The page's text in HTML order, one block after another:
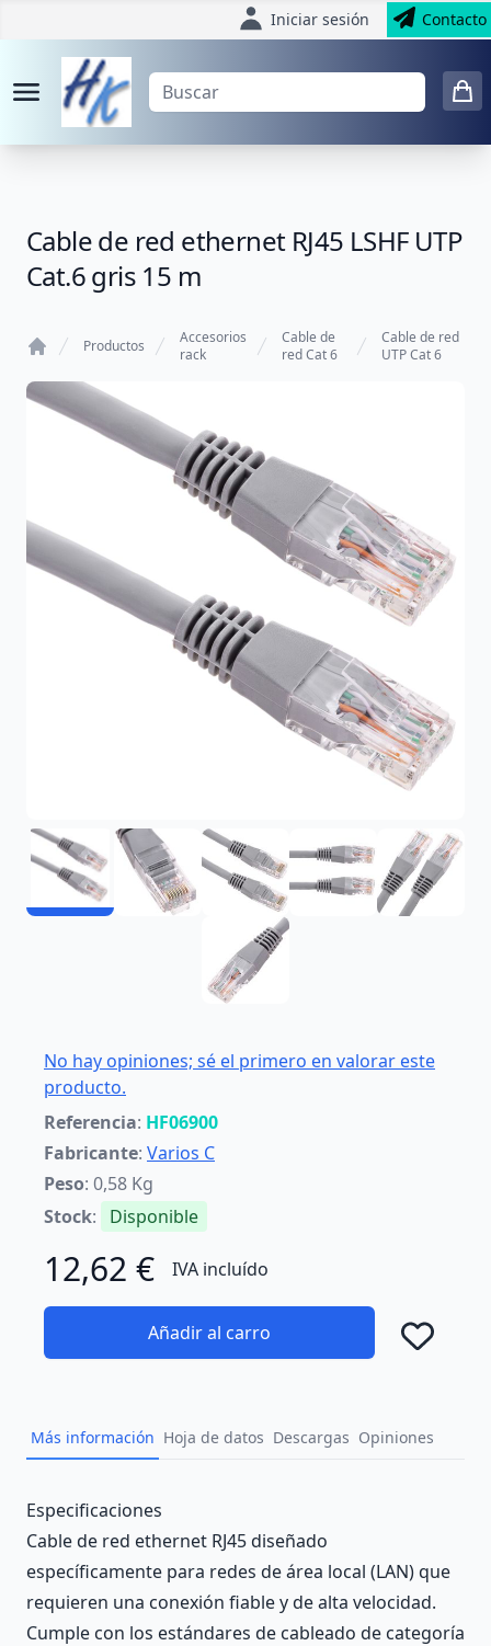
Iniciar sesión Contacto
Cable de red ethernet RJ45 LSHF UTP
Cat.6 gris 15 m
Productos
Accesorios
rack
Cable de
red Cat 6
Cable de red
UTP Cat 6
No hay opiniones; sé el primero en valorar este
producto.
Referencia: HF06900
Fabricante: Varios C
Peso: 0,58 Kg
Stock: Disponible
12,62 € IVA incluído
Añadir al carro
Más información Hoja de datos Descargas Opiniones
Description
Especificaciones
Cable de red ethernet RJ45 diseñado
específicamente para redes de área local (LAN) que
requieren una conexión fiable y de alta velocidad.
Cumple con los estándares de cableado de categoría